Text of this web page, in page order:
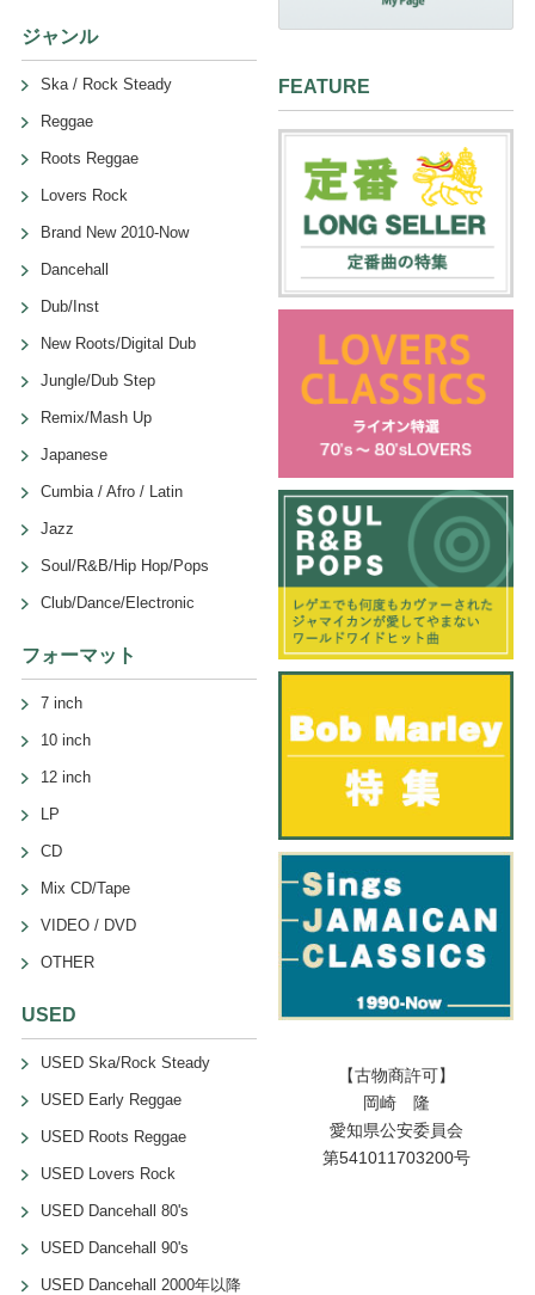
ジャンル
Ska / Rock Steady
Reggae
Roots Reggae
Lovers Rock
Brand New 2010-Now
Dancehall
Dub/Inst
New Roots/Digital Dub
Jungle/Dub Step
Remix/Mash Up
Japanese
Cumbia / Afro / Latin
Jazz
Soul/R&B/Hip Hop/Pops
Club/Dance/Electronic
フォーマット
7 inch
10 inch
12 inch
LP
CD
Mix CD/Tape
VIDEO / DVD
OTHER
USED
USED Ska/Rock Steady
USED Early Reggae
USED Roots Reggae
USED Lovers Rock
USED Dancehall 80's
USED Dancehall 90's
USED Dancehall 2000年以降
FEATURE
【古物商許可】
岡崎 隆
愛知県公安委員会
第541011703200号